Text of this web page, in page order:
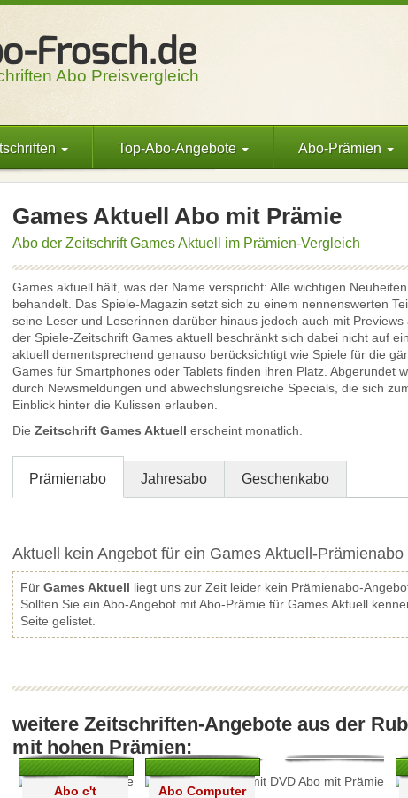
Abo Preisvergleich
Top-Abo-Angebote Abo-Prämien
Games Aktuell Abo mit Prämie
Abo der Zeitschrift Games Aktuell im Prämien-Vergleich
Games aktuell hält, was der Name verspricht: Alle wichtigen
behandelt. Das Spiele-Magazin setzt sich zu einem nennenswerten
seine Leser und Leserinnen darüber hinaus jedoch auch mit
der Spiele-Zeitschrift Games aktuell beschränkt sich dabei nicht auf
aktuell dementsprechend genauso berücksichtigt wie Spiele für die
Games für Smartphones oder Tablets finden ihren Platz. Abgerundet
durch Newsmeldungen und abwechslungsreiche Specials, die sich
Einblick hinter die Kulissen erlauben.
Die Zeitschrift Games Aktuell erscheint monatlich.
Prämienabo Jahresabo Geschenkabo
Aktuell kein Angebot für ein Games Aktuell-Prämienabo
Für Games Aktuell liegt uns zur Zeit leider kein Prämienabo-
Sollten Sie ein Abo-Angebot mit Abo-Prämie für Games Aktuell
Seite gelistet.
weitere Zeitschriften-Angebote aus der
mit hohen Prämien:
Abo c't
Abo Computer